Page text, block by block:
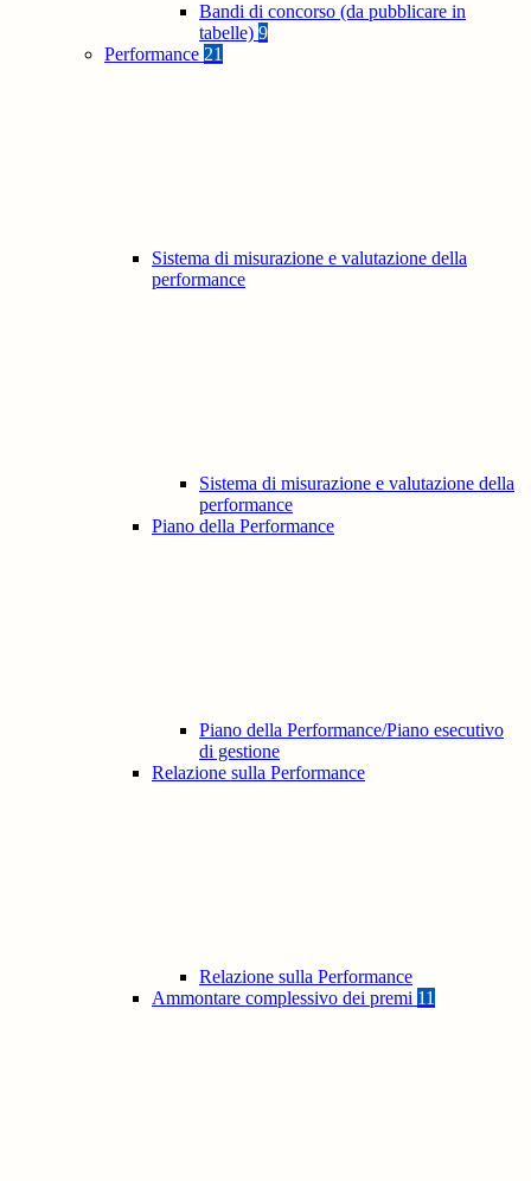
Bandi di concorso (da pubblicare in
tabelle) 9
Performance 21
Sistema di misurazione e valutazione della
performance
Sistema di misurazione e valutazione della
performance
Piano della Performance
Piano della Performance/Piano esecutivo
di gestione
Relazione sulla Performance
Relazione sulla Performance
Ammontare complessivo dei premi 11